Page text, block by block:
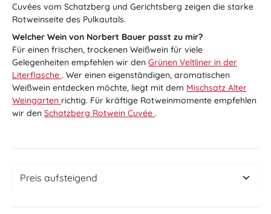
Cuvées vom Schatzberg und Gerichtsberg zeigen die starke
Rotweinseite des Pulkautals.
Welcher Wein von Norbert Bauer passt zu mir?
Für einen frischen, trockenen Weißwein für viele
Gelegenheiten empfehlen wir den Grünen Veltliner in der
Literflasche . Wer einen eigenständigen, aromatischen
Weißwein entdecken möchte, liegt mit dem Mischsatz Alter
Weingarten richtig. Für kräftige Rotweinmomente empfehlen
wir den Schatzberg Rotwein Cuvée .